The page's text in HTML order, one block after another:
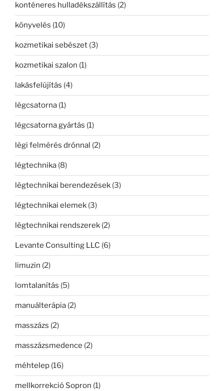
konténeres hulladékszállítás (2)
könyvelés (10)
kozmetikai sebészet (3)
kozmetikai szalon (1)
lakásfelújítás (4)
légcsatorna (1)
légcsatorna gyártás (1)
légi felmérés drónnal (2)
légtechnika (8)
légtechnikai berendezések (3)
légtechnikai elemek (3)
légtechnikai rendszerek (2)
Levante Consulting LLC (6)
limuzin (2)
lomtalanítás (5)
manuálterápia (2)
masszázs (2)
masszázsmedence (2)
méhtelep (16)
mellkorrekció Sopron (1)